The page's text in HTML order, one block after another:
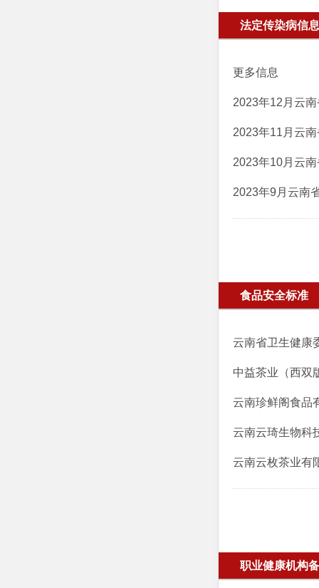
法定传染病信息
更多信息
2023年12月云
2023年11月云
2023年10月云
2023年9月云南
食品安全标准
中益茶业（西双
云南珍鲜阁食品
云南云琦生物科
云南云枚茶业有
职业健康机构